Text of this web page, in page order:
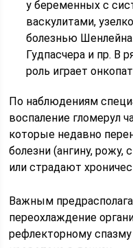
у беременных с
васкулитами,
болезнью
Гудпасчера и пр. В
роль играет
По наблюдениям
воспаление гломерул
которые недавно
болезни (ангину, рожу,
или страдают
Важным
переохлаждение
рефлекторному